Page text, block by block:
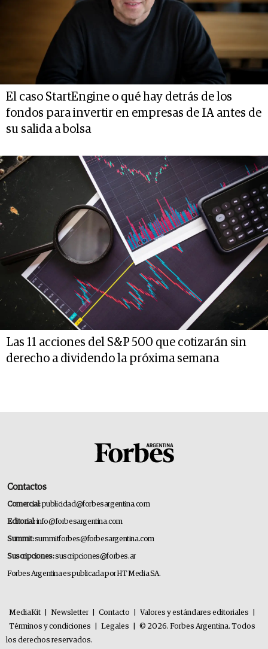
El caso StartEngine o qué hay detrás de los
fondos para invertir en empresas de IA antes de
su salida a bolsa
Las 11 acciones del S&P 500 que cotizarán sin
derecho a dividendo la próxima semana
Contactos
Comercial:publicidad@forbesargentina.com
Editorial:info@forbesargentina.com
Summit:summitforbes@forbesargentina.com
Suscripciones:suscripciones@forbes.ar
Forbes Argentina es publicada por HT Media SA.
MediaKit Newsletter Contacto Valores y estándares editoriales
Términos y condiciones
Legales
© 2026. Forbes Argentina. Todos
los derechos reservados.